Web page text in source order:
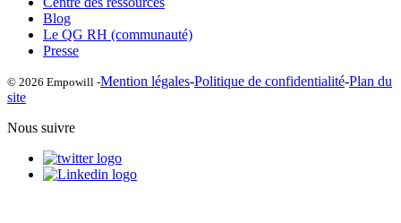
Blog
Le QG RH (communauté)
Presse
© 2026 Empowill -Mention légales-Politique de confidentialité-Plan du
site
Nous suivre